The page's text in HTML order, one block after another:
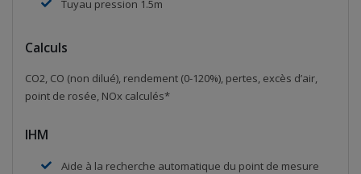
Tuyau pression 1.5m
Calculs
CO2, CO (non dilué), rendement (0-120%), pertes, excès d’air,
point de rosée, NOx calculés*
IHM
Aide à la recherche automatique du point de mesure